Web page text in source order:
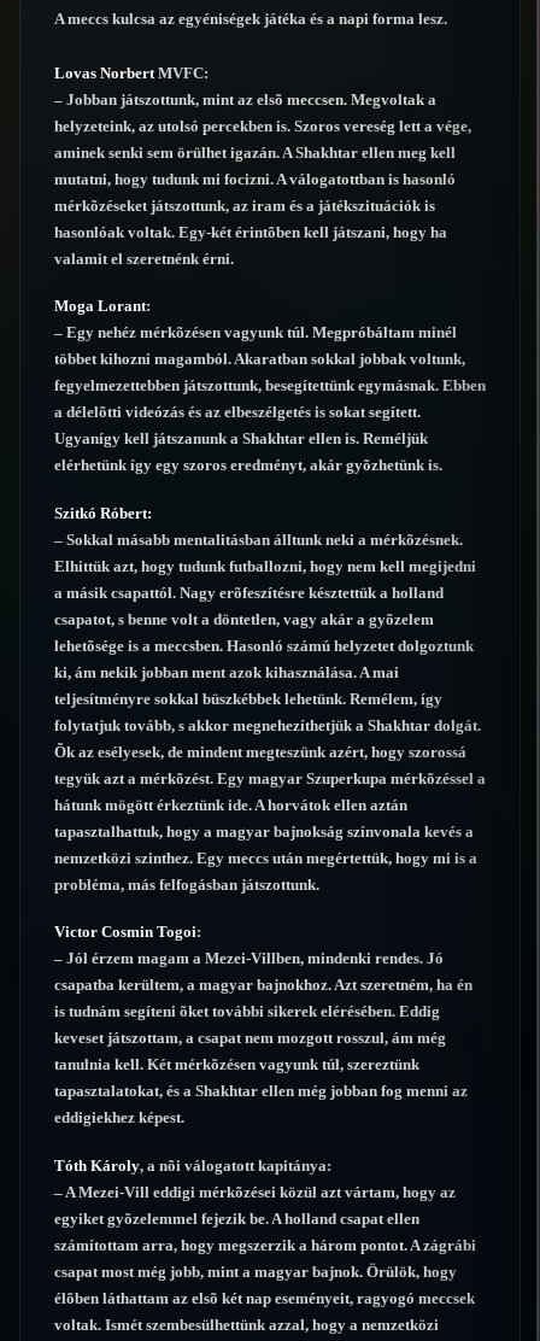
A meccs kulcsa az egyéniségek játéka és a napi forma lesz.
Lovas Norbert MVFC:
– Jobban játszottunk, mint az elsõ meccsen. Megvoltak a
helyzeteink, az utolsó percekben is. Szoros vereség lett a vége,
aminek senki sem örülhet igazán. A Shakhtar ellen meg kell
mutatni, hogy tudunk mi focizni. A válogatottban is hasonló
mérkõzéseket játszottunk, az iram és a játékszituációk is
hasonlóak voltak. Egy-két érintõben kell játszani, hogy ha
valamit el szeretnénk érni.
Moga Lorant:
– Egy nehéz mérkõzésen vagyunk túl. Megpróbáltam minél
többet kihozni magamból. Akaratban sokkal jobbak voltunk,
fegyelmezettebben játszottunk, besegítettünk egymásnak. Ebben
a délelõtti videózás és az elbeszélgetés is sokat segített.
Ugyanígy kell játszanunk a Shakhtar ellen is. Reméljük
elérhetünk így egy szoros eredményt, akár gyõzhetünk is.
Szitkó Róbert:
– Sokkal másabb mentalitásban álltunk neki a mérkõzésnek.
Elhittük azt, hogy tudunk futballozni, hogy nem kell megijedni
a másik csapattól. Nagy erõfeszítésre késztettük a holland
csapatot, s benne volt a döntetlen, vagy akár a gyõzelem
lehetõsége is a meccsben. Hasonló számú helyzetet dolgoztunk
ki, ám nekik jobban ment azok kihasználása. A mai
teljesítményre sokkal büszkébbek lehetünk. Remélem, így
folytatjuk tovább, s akkor megnehezíthetjük a Shakhtar dolgát.
Õk az esélyesek, de mindent megteszünk azért, hogy szorossá
tegyük azt a mérkõzést. Egy magyar Szuperkupa mérkõzéssel a
hátunk mögött érkeztünk ide. A horvátok ellen aztán
tapasztalhattuk, hogy a magyar bajnokság színvonala kevés a
nemzetközi szinthez. Egy meccs után megértettük, hogy mi is a
probléma, más felfogásban játszottunk.
Victor Cosmin Togoi:
– Jól érzem magam a Mezei-Villben, mindenki rendes. Jó
csapatba kerültem, a magyar bajnokhoz. Azt szeretném, ha én
is tudnám segíteni õket további sikerek elérésében. Eddig
keveset játszottam, a csapat nem mozgott rosszul, ám még
tanulnia kell. Két mérkõzésen vagyunk túl, szereztünk
tapasztalatokat, és a Shakhtar ellen még jobban fog menni az
eddigiekhez képest.
Tóth Károly, a nõi válogatott kapitánya:
– A Mezei-Vill eddigi mérkõzései közül azt vártam, hogy az
egyiket gyõzelemmel fejezik be. A holland csapat ellen
számítottam arra, hogy megszerzik a három pontot. A zágrábi
csapat most még jobb, mint a magyar bajnok. Örülök, hogy
élõben láthattam az elsõ két nap eseményeit, ragyogó meccsek
voltak. Ismét szembesülhettünk azzal, hogy a nemzetközi